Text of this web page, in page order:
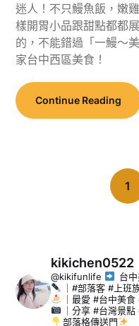
迷人！不只鰻魚飯，嫩
樣開胃小品跟甜點都都
的，不能錯過「一鰻～
家台中西區美食！
Continue Reading
1
kikichen0522
@kikifunlife
台
｜#部落客 #上班
｜最愛 #台中美
｜分享 #台灣景
部落格傳送門